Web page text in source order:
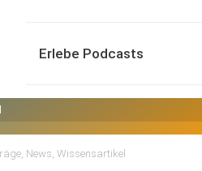
Erlebe Podcasts